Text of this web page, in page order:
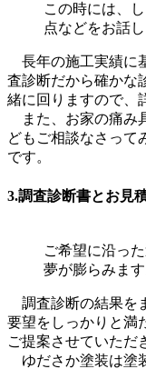
この時には、
点などをお話
長年の施工実績に
査診断だから確かな
緒に回りますので、
また、お家の痛み
どもご相談なさって
です。
3.調査診断書とお見
ご希望に沿っ
夢が膨らみます
調査診断の結果を
要望をしっかりと満
ご提案させていただ
ゆださか塗装は塗